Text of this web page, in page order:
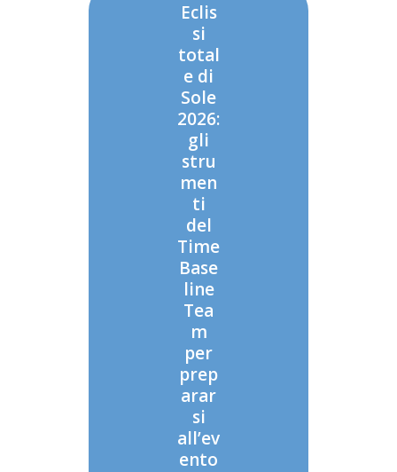
Eclis
si
total
e di
Sole
2026:
gli
stru
men
ti
del
Time
Base
line
Tea
m
per
prep
arar
si
all’ev
ento